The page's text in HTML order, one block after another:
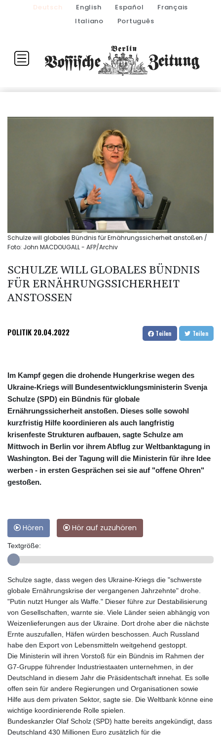
Deutsch English Español
Français
Italiano
Português
Schulze will globales Bündnis für Ernährungssicherheit anstoßen /
Foto: John MACDOUGALL - AFP/Archiv
SCHULZE WILL GLOBALES BÜNDNIS
FÜR ERNÄHRUNGSSICHERHEIT
ANSTOSSEN
POLITIK 20.04.2022 Teilen Teilen
Im Kampf gegen die drohende Hungerkrise wegen des
Ukraine-Kriegs will Bundesentwicklungsministerin Svenja
Schulze (SPD) ein Bündnis für globale
Ernährungssicherheit anstoßen. Dieses solle sowohl
kurzfristig Hilfe koordinieren als auch langfristig
krisenfeste Strukturen aufbauen, sagte Schulze am
Mittwoch in Berlin vor ihrem Abflug zur Weltbanktagung in
Washington. Bei der Tagung will die Ministerin für ihre Idee
werben - in ersten Gesprächen sei sie auf "offene Ohren"
gestoßen.
Hören Hör auf zuzuhören
Textgröße:
Schulze sagte, dass wegen des Ukraine-Kriegs die "schwerste
globale Ernährungskrise der vergangenen Jahrzehnte" drohe.
"Putin nutzt Hunger als Waffe." Dieser führe zur Destabilisierung
von Gesellschaften, warnte sie. Viele Länder seien abhängig von
Weizenlieferungen aus der Ukraine. Dort drohe aber die nächste
Ernte auszufallen, Häfen würden beschossen. Auch Russland
habe den Export von Lebensmitteln weitgehend gestoppt.
Die Ministerin will ihren Vorstoß für ein Bündnis im Rahmen der
G7-Gruppe führender Industriestaaten unternehmen, in der
Deutschland in diesem Jahr die Präsidentschaft innehat. Es solle
offen sein für andere Regierungen und Organisationen sowie
Hilfe aus dem privaten Sektor, sagte sie. Die Weltbank könne eine
wichtige koordinierende Rolle spielen.
Bundeskanzler Olaf Scholz (SPD) hatte bereits angekündigt, dass
Deutschland 430 Millionen Euro zusätzlich für die